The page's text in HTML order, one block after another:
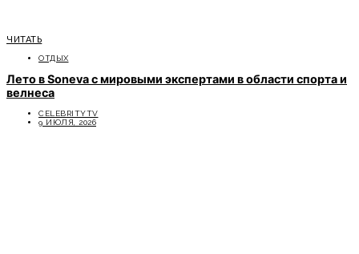
ЧИТАТЬ
ОТДЫХ
Лето в Soneva с мировыми экспертами в области спорта и
велнеса
CELEBRITYTV
9 ИЮЛЯ, 2026